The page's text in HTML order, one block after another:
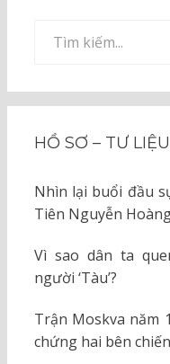
kiếm
HỒ SƠ – TƯ LIỆU
Nhìn lại buổi đầu
Tiên Nguyễn
Vì sao dân ta
người ‘Tàu’?
Trận Moskva năm
chứng hai bên